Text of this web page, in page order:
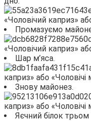
Промазуємо
Шар м’яса.
Знову майонез.
Яєчний білок трьом